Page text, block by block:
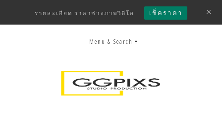
รายละเอียด ราคาช่างภาพวิดีโอ เช็คราคา
Menu & Search